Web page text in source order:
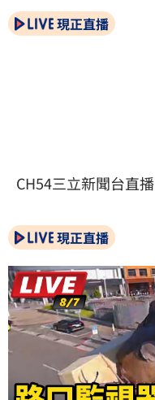
現正直播
CH54三立新聞台直播
現正直播